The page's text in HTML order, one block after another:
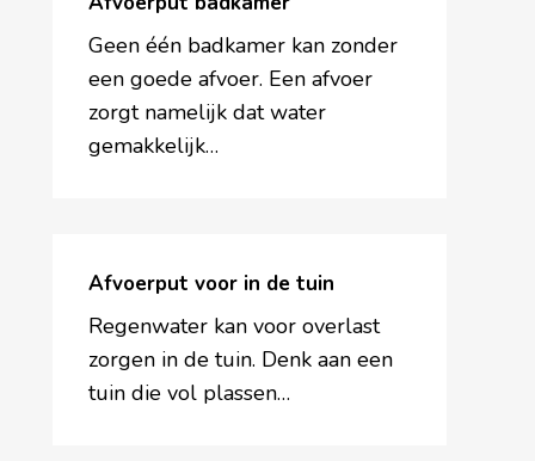
Geen één badkamer kan zonder
een goede afvoer. Een afvoer
zorgt namelijk dat water
gemakkelijk…
voorAfvoerput voor in de tuin
Regenwater kan voor overlast
zorgen in de tuin. Denk aan een
tuin die vol plassen…